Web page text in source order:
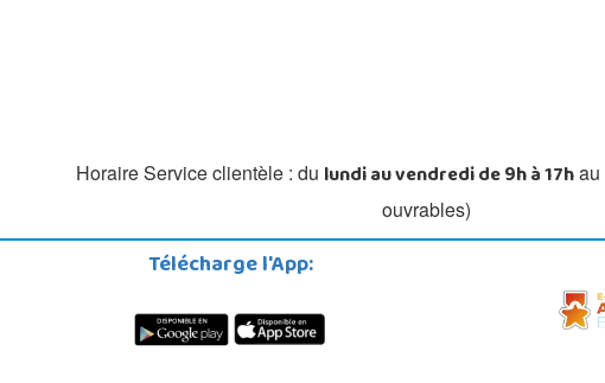
Horaire Service clientèle : du lundi au vendredi de 9h à 17hau
ouvrables)
Télécharge l'App: